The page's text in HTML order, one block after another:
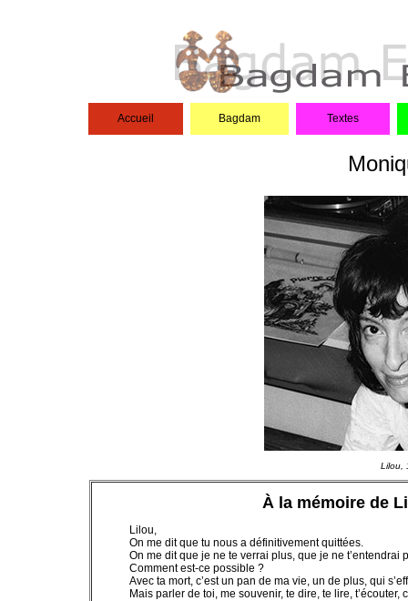
Accueil Bagdam Textes
Lilou,
À la mémoire de
Lilou,
On me dit que tu nous a définitivement quittées.
On me dit que je ne te verrai plus, que je ne t’entendrai
Comment est-ce possible ?
Avec ta mort, c’est un pan de ma vie, un de plus, qui
Mais parler de toi, me souvenir, te dire, te lire,